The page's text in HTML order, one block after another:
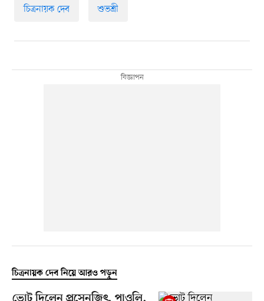
চিত্রনায়ক দেব শুভশ্রী
চিত্রনায়ক দেব নিয়ে আরও পড়ুন